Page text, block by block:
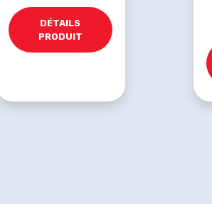
DÉTAILS
PRODUIT